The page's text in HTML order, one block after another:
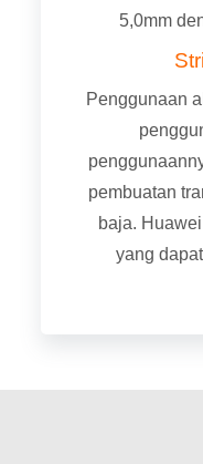
5,0mm
Penggunaan
pembuatan
baja.
yang